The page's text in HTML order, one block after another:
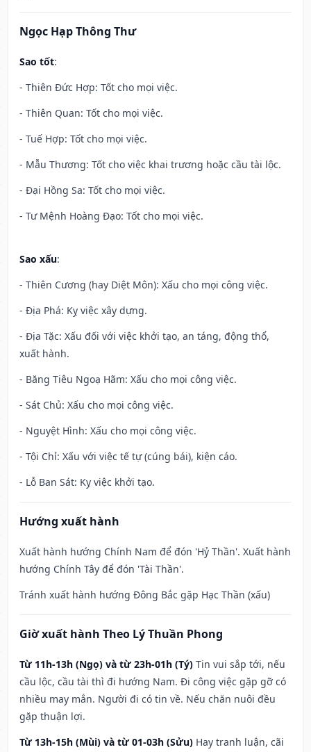
Ngọc Hạp Thông Thư
Sao tốt:
- Thiên Đức Hợp: Tốt cho mọi việc.
- Thiên Quan: Tốt cho mọi việc.
- Tuế Hợp: Tốt cho mọi việc.
- Mẫu Thương: Tốt cho việc khai trương hoặc cầu tài lộc.
- Đại Hồng Sa: Tốt cho mọi việc.
- Tư Mệnh Hoàng Đạo: Tốt cho mọi việc.
Sao xấu:
- Thiên Cương (hay Diệt Môn): Xấu cho mọi công việc.
- Địa Phá: Kỵ việc xây dựng.
- Địa Tặc: Xấu đối với việc khởi tạo, an táng, động thổ,
xuất hành.
- Băng Tiêu Ngoạ Hãm: Xấu cho mọi công việc.
- Sát Chủ: Xấu cho mọi công việc.
- Nguyệt Hình: Xấu cho mọi công việc.
- Tội Chỉ: Xấu với việc tế tự (cúng bái), kiện cáo.
- Lỗ Ban Sát: Kỵ việc khởi tạo.
Hướng xuất hành
Xuất hành hướng Chính Nam để đón 'Hỷ Thần'. Xuất hành
hướng Chính Tây để đón 'Tài Thần'.
Tránh xuất hành hướng Đông Bắc gặp Hạc Thần (xấu)
Giờ xuất hành Theo Lý Thuần Phong
Từ 11h-13h (Ngọ) và từ 23h-01h (Tý) Tin vui sắp tới, nếu
cầu lộc, cầu tài thì đi hướng Nam. Đi công việc gặp gỡ có
nhiều may mắn. Người đi có tin về. Nếu chăn nuôi đều
gặp thuận lợi.
Từ 13h-15h (Mùi) và từ 01-03h (Sửu) Hay tranh luận, cãi